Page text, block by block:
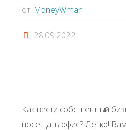
от MoneyWman
28.09.2022
Как вести собственный
посещать офис? Легко!